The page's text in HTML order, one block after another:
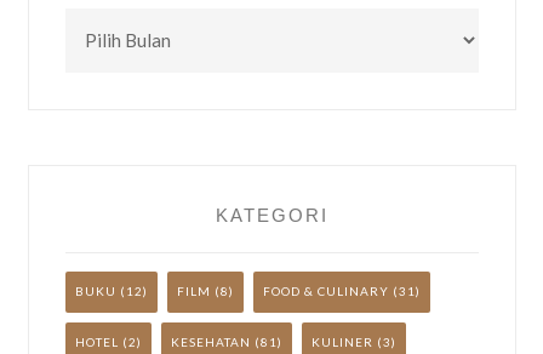
TULISAN
KATEGORI
BUKU (12) FILM (8) FOOD & CULINARY (31)
HOTEL (2) KESEHATAN (81) KULINER (3)